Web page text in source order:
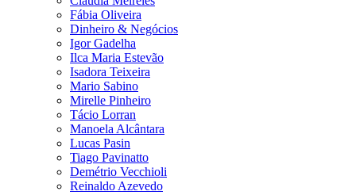
Fábia Oliveira
Dinheiro & Negócios
Igor Gadelha
Ilca Maria Estevão
Isadora Teixeira
Mario Sabino
Mirelle Pinheiro
Tácio Lorran
Manoela Alcântara
Lucas Pasin
Tiago Pavinatto
Demétrio Vecchioli
Reinaldo Azevedo